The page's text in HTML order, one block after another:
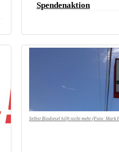
Spendenaktion
Selbst Biodiesel hilft nicht mehr (Foto: Mark